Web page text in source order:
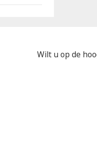
Wilt u op de